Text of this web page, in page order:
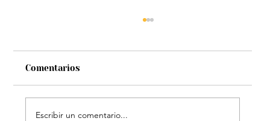
Comentarios
Escribir un comentario...